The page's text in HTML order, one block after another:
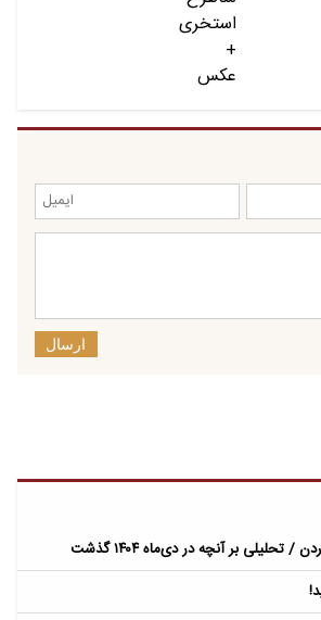
ارسال
بر آنچه در دی‌ماه ۱۴۰۴ گذشت